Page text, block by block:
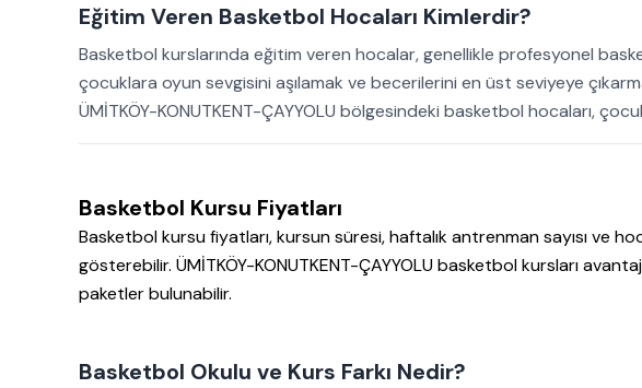
Eğitim Veren Basketbol Hocaları Kimlerdir?
Basketbol kurslarında eğitim veren hocalar, genellikle profesyonel
çocuklara oyun sevgisini aşılamak ve becerilerini en üst seviyeye
ÜMİTKÖY-KONUTKENT-ÇAYYOLU bölgesindeki basketbol hocaları,
Basketbol Kursu Fiyatları
Basketbol kursu fiyatları, kursun süresi, haftalık antrenman sayısı ve
gösterebilir. ÜMİTKÖY-KONUTKENT-ÇAYYOLU basketbol kursları
paketler bulunabilir.
Basketbol Okulu ve Kurs Farkı Nedir?